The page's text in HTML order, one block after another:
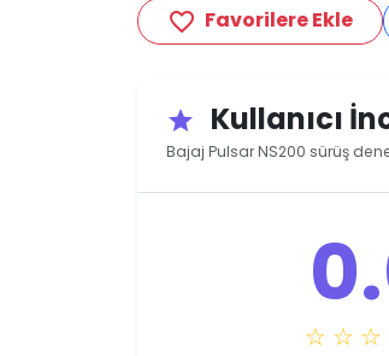
favorite_border Favorilere Ekle
star Kullanıcı
Bajaj Pulsar NS200 sürüş
☆ ☆ ☆